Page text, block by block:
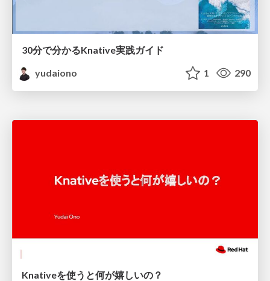
30分で分かるKnative実践ガイド
yudaiono
1 290
Knativeを使うと何が嬉しいの？